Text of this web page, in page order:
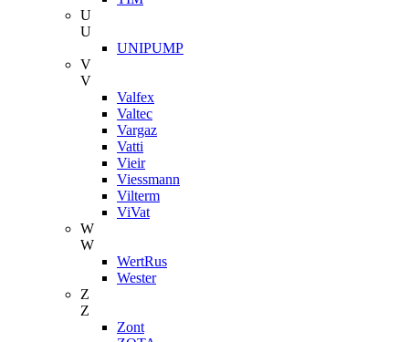
U
U
UNIPUMP
V
V
Valfex
Valtec
Vargaz
Vatti
Vieir
Viessmann
Vilterm
ViVat
W
W
WertRus
Wester
Z
Z
Zont